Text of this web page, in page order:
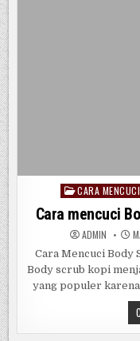
Posted
CARA
Cara mencuci
ADMIN
Cara Mencuci Body
Body scrub kopi
yang populer